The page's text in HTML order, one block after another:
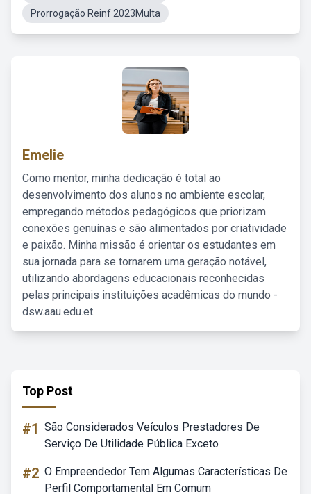
Prorrogação Reinf 2023Multa
Emelie
Como mentor, minha dedicação é total ao
desenvolvimento dos alunos no ambiente escolar,
empregando métodos pedagógicos que priorizam
conexões genuínas e são alimentados por criatividade
e paixão. Minha missão é orientar os estudantes em
sua jornada para se tornarem uma geração notável,
utilizando abordagens educacionais reconhecidas
pelas principais instituições acadêmicas do mundo -
dsw.aau.edu.et.
Top Post
#1 São Considerados Veículos Prestadores De
Serviço De Utilidade Pública Exceto
#2 O Empreendedor Tem Algumas Características De
Perfil Comportamental Em Comum